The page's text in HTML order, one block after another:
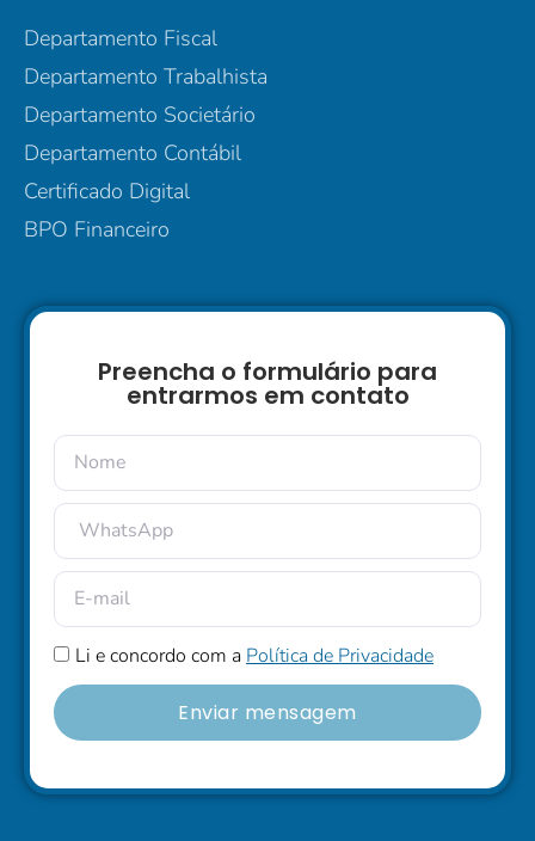
Departamento Fiscal
Departamento Trabalhista
Departamento Societário
Departamento Contábil
Certificado Digital
BPO Financeiro
Preencha o formulário para
entrarmos em contato
Li e concordo com a Política de Privacidade
Enviar mensagem